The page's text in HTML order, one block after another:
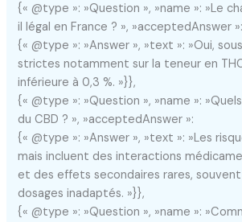
{« @type »: »Question », »name »: »Le
il légal en France ? », »acceptedAnswer »:
{« @type »: »Answer », »text »: »Oui,
strictes notamment sur la teneur en
inférieure à 0,3 %. »}},
{« @type »: »Question », »name »:
du CBD ? », »acceptedAnswer »:
{« @type »: »Answer », »text »: »Les
mais incluent des interactions
et des effets secondaires rares,
dosages inadaptés. »}},
{« @type »: »Question », »name »: